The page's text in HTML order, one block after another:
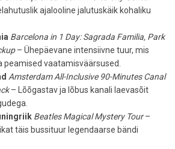
ajalooline jalutuskäik kohaliku
Barcelona in 1 Day: Sagrada Familia, Park
– Ühepäevane intensiivne tuur, mis
peamised vaatamisväärsused.
Amsterdam All-Inclusive 90-Minutes Canal
– Lõõgastav ja lõbus kanali laevasõit
Beatles Magical Mystery Tour–
täis bussituur legendaarse bändi